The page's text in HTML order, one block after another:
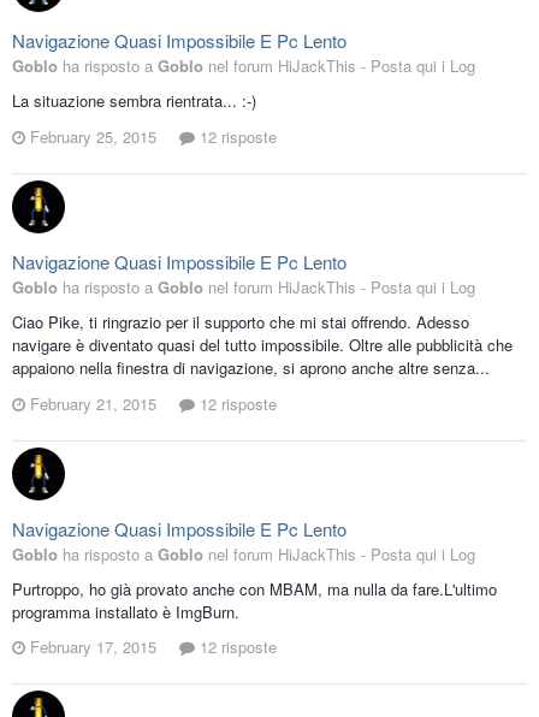
Navigazione Quasi Impossibile E Pc Lento
Goblo ha risposto a Goblo nel forum HiJackThis - Posta qui i Log
La situazione sembra rientrata... :-)
February 25, 2015
12 risposte
Navigazione Quasi Impossibile E Pc Lento
Goblo ha risposto a Goblo nel forum HiJackThis - Posta qui i Log
Ciao Pike, ti ringrazio per il supporto che mi stai offrendo. Adesso
navigare è diventato quasi del tutto impossibile. Oltre alle pubblicità che
appaiono nella finestra di navigazione, si aprono anche altre senza...
February 21, 2015
12 risposte
Navigazione Quasi Impossibile E Pc Lento
Goblo ha risposto a Goblo nel forum HiJackThis - Posta qui i Log
Purtroppo, ho già provato anche con MBAM, ma nulla da fare.L'ultimo
programma installato è ImgBurn.
February 17, 2015
12 risposte